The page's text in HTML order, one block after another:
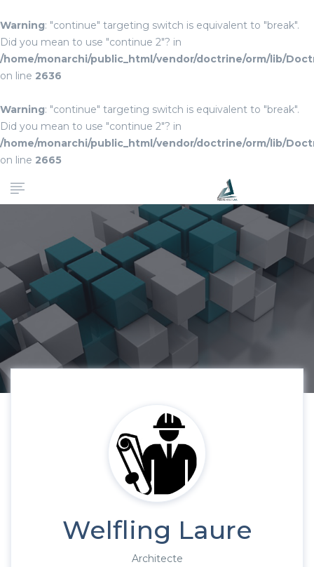
Warning: "continue" targeting switch is equivalent to "break".
Did you mean to use "continue 2"? in
/home/monarchi/public_html/vendor/doctrine/orm/lib/
on line 2636
Warning: "continue" targeting switch is equivalent to "break".
Did you mean to use "continue 2"? in
/home/monarchi/public_html/vendor/doctrine/orm/lib/
on line 2665
Welfling Laure
Architecte